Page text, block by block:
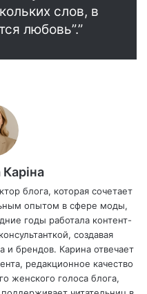
слов, в
любовь”.”
блога, которая сочетает
опытом в сфере моды,
годы работала контент-
создавая
и брендов. Карина отвечает
редакционное качество
женского голоса блога,